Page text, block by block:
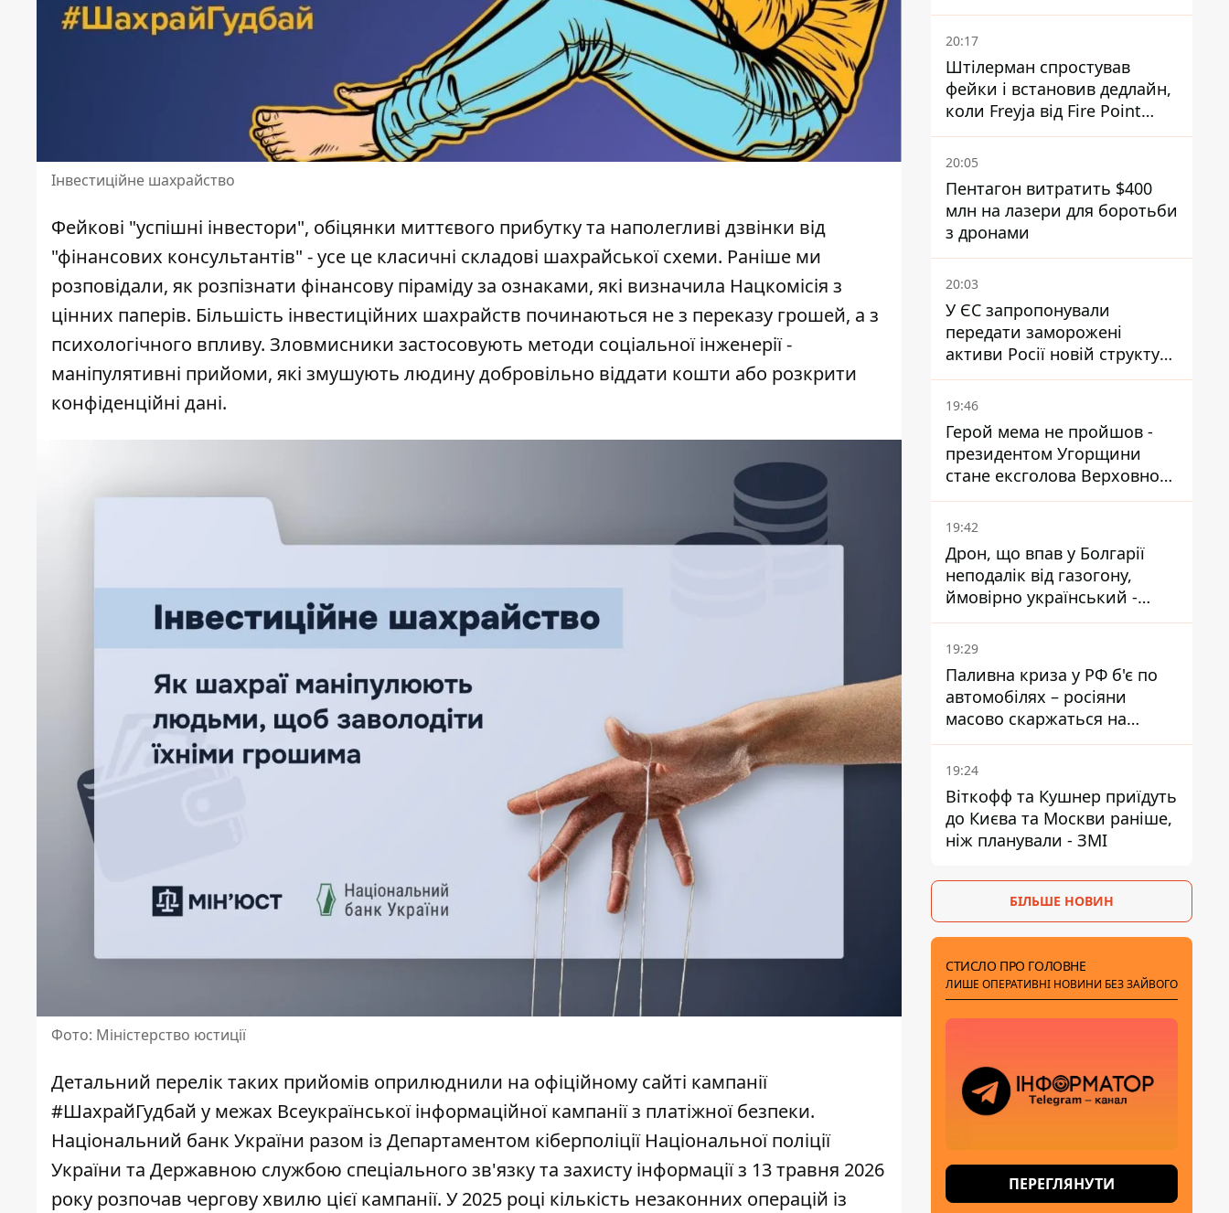
Інвестиційне шахрайство
Фейкові "успішні інвестори", обіцянки миттєвого прибутку та наполегливі дзвінки від
"фінансових консультантів" - усе це класичні складові шахрайської схеми. Раніше ми
розповідали, як розпізнати фінансову пірамідуза ознаками, які визначила Нацкомісія з
цінних паперів. Більшість інвестиційних шахрайств починаються не з переказу грошей, а з
психологічного впливу. Зловмисники застосовують методи соціальної інженерії -
маніпулятивні прийоми, які змушують людину добровільно віддати кошти або розкрити
конфіденційні дані.
Фото: Міністерство юстиції
Детальний перелік таких прийомів оприлюднили на офіційному сайті кампанії
#ШахрайГудбай у межах Всеукраїнської інформаційної кампанії з платіжної безпеки.
Національний банк України разом із Департаментом кіберполіції Національної поліції
України та Державною службою спеціального зв'язку та захисту інформації з 13 травня 2026
року розпочав чергову хвилю цієї кампанії. У 2025 році кількість незаконних операцій із
20:17
Штілерман спростував
фейки і встановив дедлайн,
коли Freyja від Fire Point
повноцінно запрацює проти
балістики
20:05
Пентагон витратить $400
млн на лазери для боротьби
з дронами
20:03
У ЄС запропонували
передати заморожені
активи Росії новій структурі
блоку
19:46
Герой мема не пройшов -
президентом Угорщини
стане ексголова Верховного
Суду, якого критикував
Орбан
19:42
Дрон, що впав у Болгарії
неподалік від газогону,
ймовірно український -
Міноборони країни
19:29
Паливна криза у РФ б'є по
автомобілях – росіяни
масово скаржаться на
поломки через неякісний
бензин
19:24
Віткофф та Кушнер приїдуть
до Києва та Москви раніше,
ніж планували - ЗМІ
БІЛЬШЕ НОВИН
СТИСЛО ПРО ГОЛОВНЕ
ЛИШЕ ОПЕРАТИВНІ НОВИНИ БЕЗ ЗАЙВОГО
ПЕРЕГЛЯНУТИ